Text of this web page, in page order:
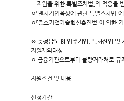
지원을 위한 특별조치법」의 적용을
ㅇ「벤처기업육성에 관한 특별조치법」
ㅇ「중소기업기술혁신촉진법」에 의한
※ 충청남도 BI 입주기업, 특화산업 및
지원제외대상
ㅇ 금융기관으로부터 불량거래처로
지원조건 및 내용
신청기간